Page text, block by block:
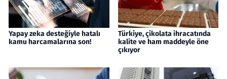
Yapay zeka desteğiyle hatalı
kamu harcamalarına son!
Türkiye, çikolata ihracatında
kalite ve ham maddeyle öne
çıkıyor